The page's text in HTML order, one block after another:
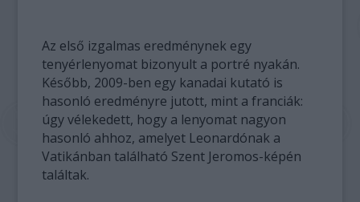
Az első izgalmas eredménynek egy
tenyérlenyomat bizonyult a portré nyakán.
Később, 2009-ben egy kanadai kutató is
hasonló eredményre jutott, mint a franciák:
úgy vélekedett, hogy a lenyomat nagyon
hasonló ahhoz, amelyet Leonardónak a
Vatikánban található Szent Jeromos-képén
találtak.